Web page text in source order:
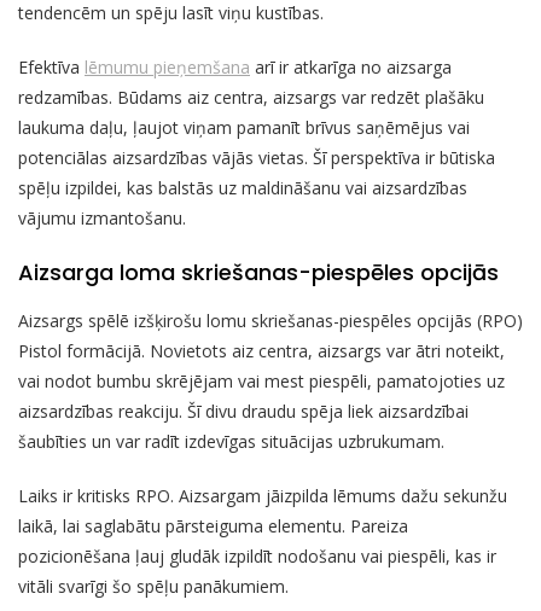
tendencēm un spēju lasīt viņu kustības.
Efektīva lēmumu pieņemšana arī ir atkarīga no aizsarga
redzamības. Būdams aiz centra, aizsargs var redzēt plašāku
laukuma daļu, ļaujot viņam pamanīt brīvus saņēmējus vai
potenciālas aizsardzības vājās vietas. Šī perspektīva ir būtiska
spēļu izpildei, kas balstās uz maldināšanu vai aizsardzības
vājumu izmantošanu.
Aizsarga loma skriešanas-piespēles opcijās
Aizsargs spēlē izšķirošu lomu skriešanas-piespēles opcijās (RPO)
Pistol formācijā. Novietots aiz centra, aizsargs var ātri noteikt,
vai nodot bumbu skrējējam vai mest piespēli, pamatojoties uz
aizsardzības reakciju. Šī divu draudu spēja liek aizsardzībai
šaubīties un var radīt izdevīgas situācijas uzbrukumam.
Laiks ir kritisks RPO. Aizsargam jāizpilda lēmums dažu sekunžu
laikā, lai saglabātu pārsteiguma elementu. Pareiza
pozicionēšana ļauj gludāk izpildīt nodošanu vai piespēli, kas ir
vitāli svarīgi šo spēļu panākumiem.